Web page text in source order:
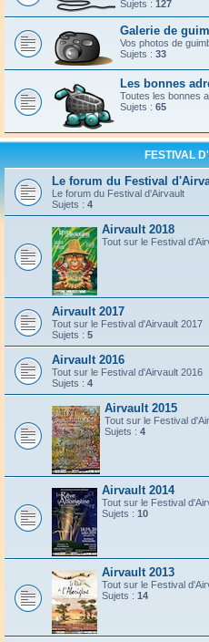
Sujets : 127
Galerie de
Vos photos de
Sujets : 33
Les bonnes
Toutes les bonnes
Sujets : 65
FESTIVAL
Le forum du Festival
Le forum du Festival d'Airvault
Sujets : 4
Airvault 2018
Tout sur le Festival
Airvault 2017
Tout sur le Festival d'Airvault 2017
Sujets : 5
Airvault 2016
Tout sur le Festival d'Airvault 2016
Sujets : 4
Airvault 2015
Tout sur le Festival
Sujets : 4
Airvault 2014
Tout sur le Festival
Sujets : 10
Airvault 2013
Tout sur le Festival
Sujets : 14